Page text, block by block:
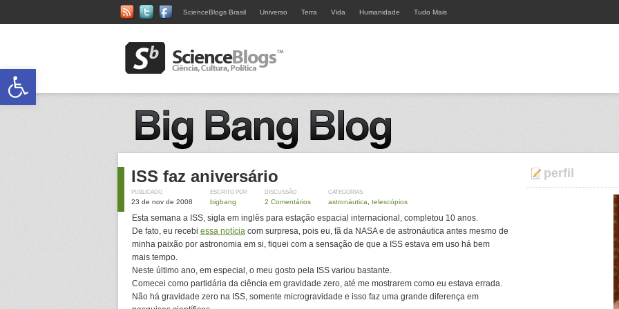
ScienceBlogs Brasil Universo Terra Vida Humanidade Tudo Mais
ISS faz aniversário
PUBLICADO
23 de nov de 2008
ESCRITO POR
bigbang
DISCUSSÃO
2 Comentários
CATEGORIAS
astronáutica telescópios
Esta semana a ISS, sigla em inglês para estação espacial internacional, completou 10 anos.
De fato, eu recebi essa notícia com surpresa, pois eu, fã da NASA e de astronáutica antes mesmo de
minha paixão por astronomia em si, fiquei com a sensação de que a ISS estava em uso há bem
mais tempo.
Neste último ano, em especial, o meu gosto pela ISS variou bastante.
Comecei como partidária da ciência em gravidade zero, até me mostrarem como eu estava errada.
Não há gravidade zero na ISS, somente microgravidade e isso faz uma grande diferença em
perfil
Abrir a barra de ferramentas